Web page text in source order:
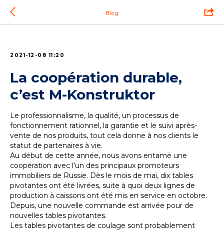
Blog
2021-12-08 11:20
La coopération durable,
c’est M-Konstruktor
Le professionnalisme, la qualité, un processus de
fonctionnement rationnel, la garantie et le suivi après-
vente de nos produits, tout cela donne à nos clients le
statut de partenaires à vie.
Au début de cette année, nous avons entamé une
coopération avec l’un des principaux promoteurs
immobiliers de Russie. Dès le mois de mai, dix tables
pivotantes ont été livrées, suite à quoi deux lignes de
production à caissons ont été mis en service en octobre.
Depuis, une nouvelle commande est arrivée pour de
nouvelles tables pivotantes.
Les tables pivotantes de coulage sont probablement